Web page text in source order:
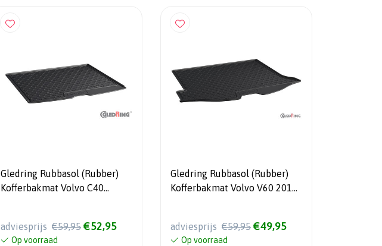
Gledring Rubbasol (Rubber)
Kofferbakmat Volvo C40
adviesprijs €59,95 €52,95
Op voorraad
Gledring Rubbasol (Rubber)
Kofferbakmat Volvo V60 2010-
adviesprijs €59,95 €49,95
Op voorraad